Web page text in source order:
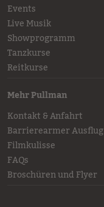
Events
Live Musik
Showprogramm
Tanzkurse
Reitkurse
Mehr Pullman
Kontakt & Anfahrt
Barrierearmer Ausflug
Filmkulisse
FAQs
Broschüren und Flyer